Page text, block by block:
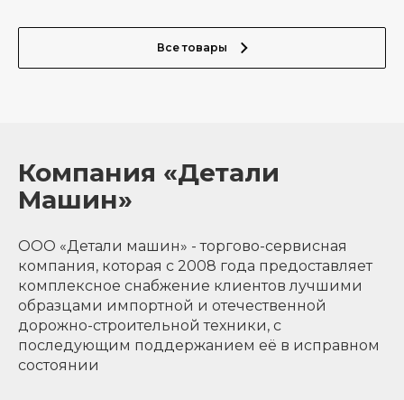
Все товары
Компания «Детали
Машин»
ООО «Детали машин» - торгово-сервисная
компания, которая с 2008 года предоставляет
комплексное снабжение клиентов лучшими
образцами импортной и отечественной
дорожно-строительной техники, с
последующим поддержанием её в исправном
состоянии